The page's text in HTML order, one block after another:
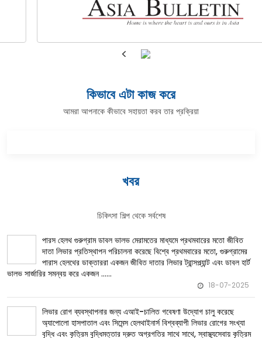
কিভাবে এটা কাজ করে
আমরা আপনাকে কীভাবে সহায়তা করব তার প্রক্রিয়া
খবর
চিকিৎসা শিল্প থেকে সর্বশেষ
পারস হেলথ গুরুগ্রাম ডাবল ভালভ মেরামতের মাধ্যমে প্রথমবারের মতো জীবিত
দাতা লিভার প্রতিস্থাপন পরিচালনা করেছে বিশ্বে প্রথমবারের মতো, গুরুগ্রামের
পারাস হেলথের ডাক্তাররা একজন জীবিত দাতার লিভার ট্রান্সপ্ল্যান্ট এবং ডাবল হার্ট
ভালভ সার্জারির সমন্বয় করে একজন ......
18-07-2025
লিভার রোগ ব্যবস্থাপনার জন্য এআই-চালিত গবেষণা উদ্যোগ চালু করেছে
অ্যাপোলো হাসপাতাল এবং সিমেন্স হেলথাইনার্স বিশ্বব্যাপী লিভার রোগের সংখ্যা
বৃদ্ধি এবং কৃত্রিম বুদ্ধিমত্তার দ্রুত অগ্রগতির সাথে সাথে, স্বাস্থ্যসেবায় কৃত্রিম